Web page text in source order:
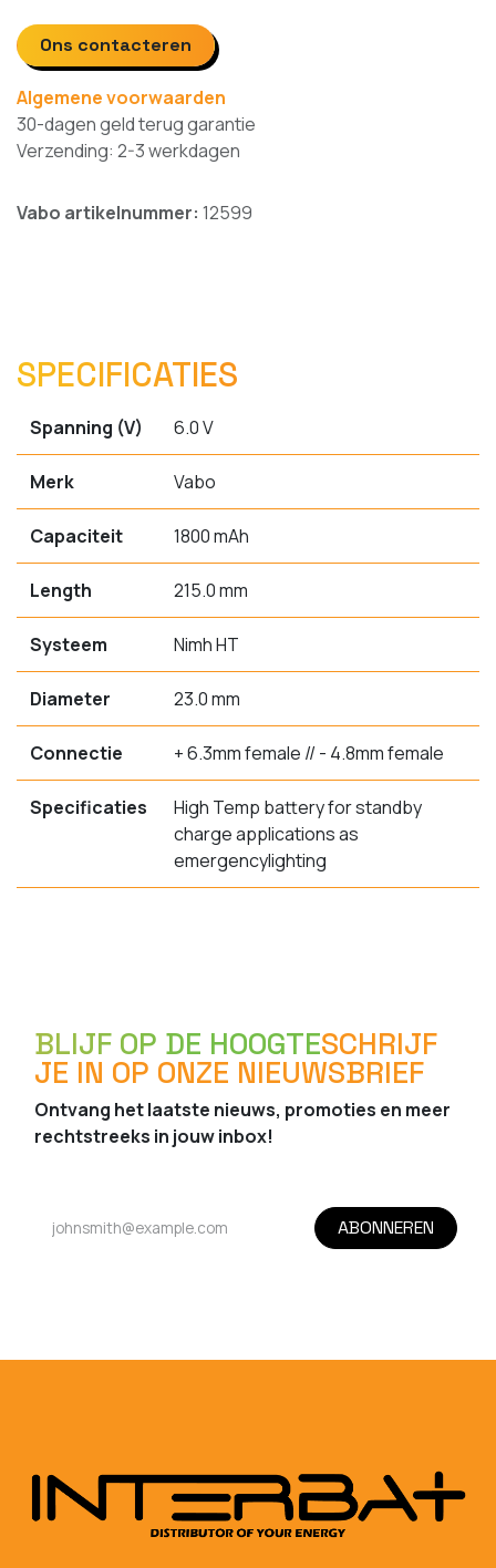
Ons contacteren
Algemene voorwaarden
30-dagen geld terug garantie
Verzending: 2-3 werkdagen
Vabo artikelnummer: 12599
SPECIFICATIES
Spanning (V) 6.0 V
Merk Vabo
Capaciteit 1800 mAh
Length 215.0 mm
Systeem Nimh HT
Diameter 23.0 mm
Connectie + 6.3mm female // - 4.8mm female
Specificaties
High Temp battery for standby
charge applications as
emergencylighting
BLIJF OP DE HOOGTESCHRIJF
JE IN OP ONZE NIEUWSBRIEF
Ontvang het laatste nieuws, promoties en meer
rechtstreeks in jouw inbox!
ABONNEREN